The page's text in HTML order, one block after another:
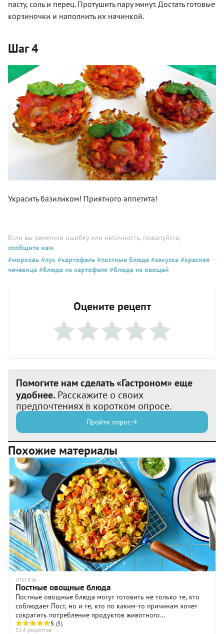
пасту, соль и перец. Протушить пару минут. Достать готовые
корзиночки и наполнить их начинкой.
Шаг 4
Украсить базиликом! Приятного аппетита!
Если вы заметили ошибку или неточность, пожалуйста,
сообщите нам.
#морковь #лук #картофель #постные блюда #закуска #красная
чечевица #блюда из картофеля #блюда из овощей
Оцените рецепт
Помогите нам сделать «Гастроном» еще
удобнее. Расскажите о своих
предпочтениях в коротком опросе.
Пройти опрос
Похожие материалы
ГРУППА
Постные овощные блюда
Постные овощные блюда могут готовить не только те, кто
соблюдает Пост, но и те, кто по каким-то причинам хочет
сократить потребление продуктов животного
происхождения. Постные овощные блюда - это ...
5 (5)
514 рецептов